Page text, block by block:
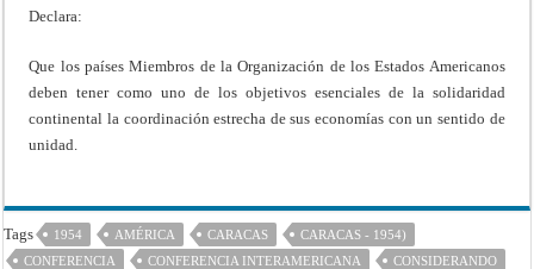
Declara:
Que los países Miembros de la Organización de los Estados Americanos
deben tener como uno de los objetivos esenciales de la solidaridad
continental la coordinación estrecha de sus economías con un sentido de
unidad.
Tags 1954 AMÉRICA CARACAS
CARACAS - 1954)
CONFERENCIA
CONFERENCIA INTERAMERICANA
CONSIDERANDO